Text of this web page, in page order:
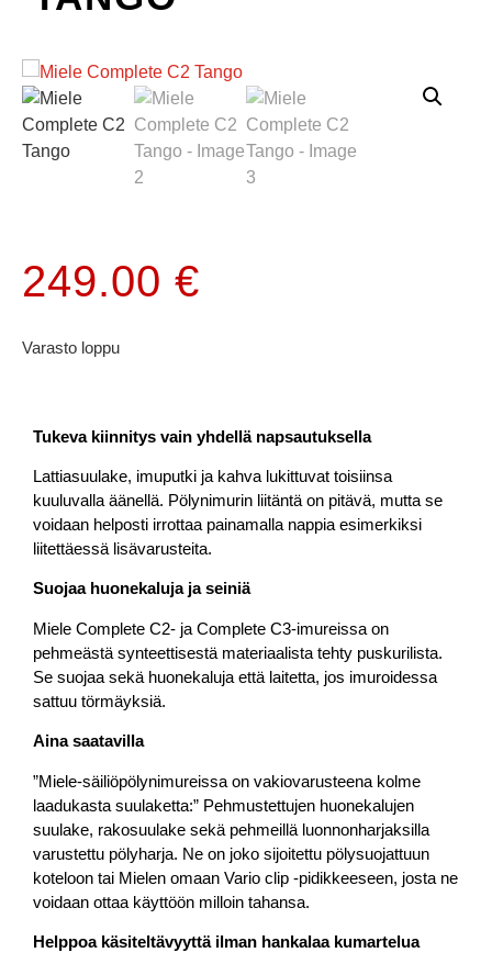
249.00 €
Varasto loppu
Tukeva kiinnitys vain yhdellä napsautuksella
Lattiasuulake, imuputki ja kahva lukittuvat toisiinsa
kuuluvalla äänellä. Pölynimurin liitäntä on pitävä, mutta se
voidaan helposti irrottaa painamalla nappia esimerkiksi
liitettäessä lisävarusteita.
Suojaa huonekaluja ja seiniä
Miele Complete C2- ja Complete C3-imureissa on
pehmeästä synteettisestä materiaalista tehty puskurilista.
Se suojaa sekä huonekaluja että laitetta, jos imuroidessa
sattuu törmäyksiä.
Aina saatavilla
”Miele-säiliöpölynimureissa on vakiovarusteena kolme
laadukasta suulaketta:” Pehmustettujen huonekalujen
suulake, rakosuulake sekä pehmeillä luonnonharjaksilla
varustettu pölyharja. Ne on joko sijoitettu pölysuojattuun
koteloon tai Mielen omaan Vario clip -pidikkeeseen, josta ne
voidaan ottaa käyttöön milloin tahansa.
Helppoa käsiteltävyyttä ilman hankalaa kumartelua